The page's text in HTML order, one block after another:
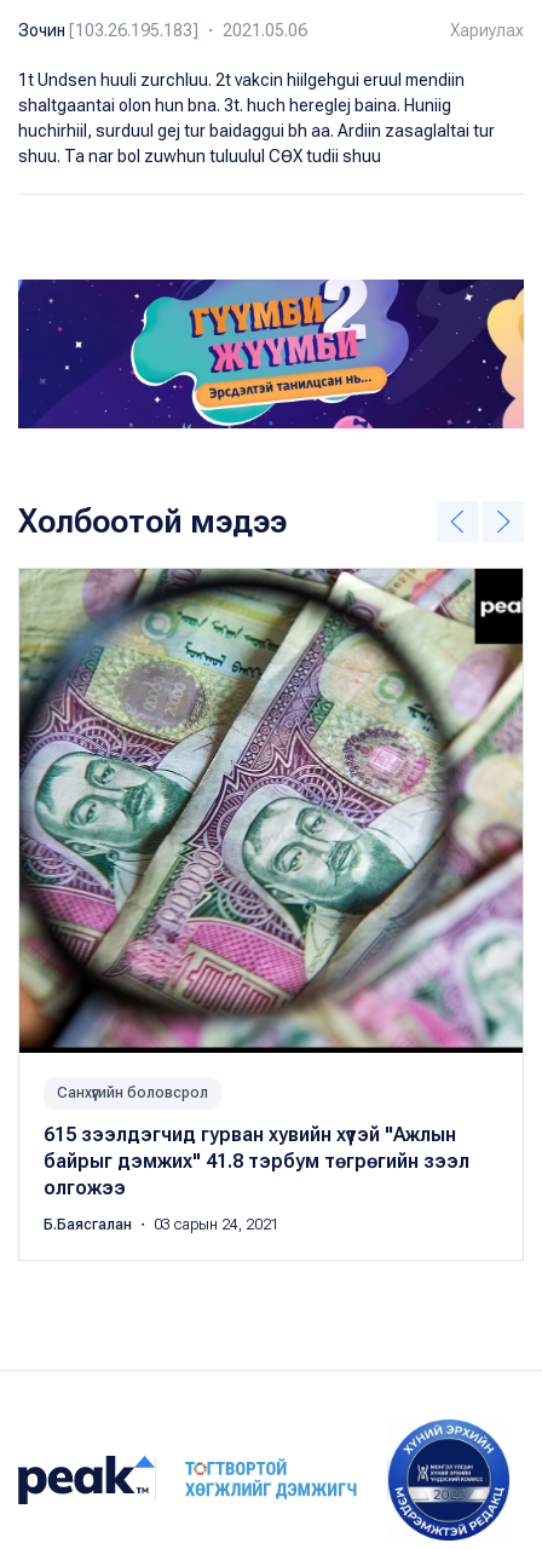
Зочин [103.26.195.183] ・ 2021.05.06 Хариулах
1t Undsen huuli zurchluu. 2t vakcin hiilgehgui eruul mendiin
shaltgaantai olon hun bna. 3t. huch hereglej baina. Huniig
huchirhiil, surduul gej tur baidaggui bh aa. Ardiin zasaglaltai tur
shuu. Ta nar bol zuwhun tuluulul СӨХ tudii shuu
Холбоотой мэдээ
Санхүүгийн боловсрол
615 зээлдэгчид гурван хувийн хүүтэй "Ажлын
байрыг дэмжих" 41.8 тэрбум төгрөгийн зээл
олгожээ
Б.Баясгалан ・ 03 сарын 24, 2021